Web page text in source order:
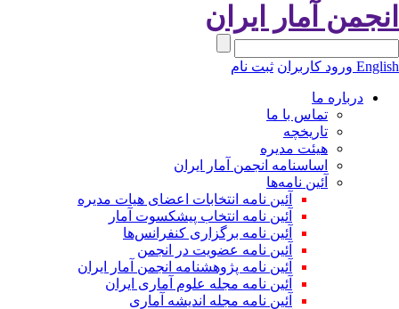
آمار ایران
ورود کاربران ثبت نام
درباره ما
تماس با ما
تاریخچه
هیئت مدیره
اساسنامه انجمن آمار ایران
آئین نامه‌ها
آئین نامه انتخابات اعضای هیات مدیره
آئین نامه انتخاب پیشکسوت آمار
آئین نامه برگزاری کنفرانس‌ها
آئین نامه عضویت در انجمن
آئین نامه پژوهشنامه انجمن آمار ایران
آئین نامه مجله علوم آماری ایران
آئین نامه مجله اندیشه آماری